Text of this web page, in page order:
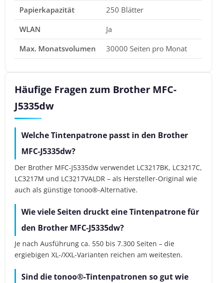
Papierkapazität
250 Blätter
WLAN
Ja
Max. Monatsvolumen
30000 Seiten pro Monat
Häufige Fragen zum Brother MFC-
J5335dw
Welche Tintenpatrone passt in den Brother
MFC-J5335dw?
Der Brother MFC-J5335dw verwendet LC3217BK, LC3217C,
LC3217M und LC3217VALDR – als Hersteller-Original wie
auch als günstige tonoo®-Alternative.
Wie viele Seiten druckt eine Tintenpatrone für
den Brother MFC-J5335dw?
Je nach Ausführung ca. 550 bis 7.300 Seiten – die
ergiebigen XL-/XXL-Varianten reichen am weitesten.
Sind die tonoo®-Tintenpatronen so gut wie